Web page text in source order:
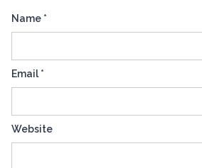
Name *
Email *
Website